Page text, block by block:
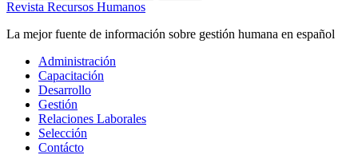
Revista Recursos Humanos
La mejor fuente de información sobre gestión humana en español
Menú
principal
Administración
Capacitación
Desarrollo
Gestión
Relaciones Laborales
Selección
Contácto